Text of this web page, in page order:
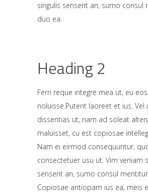
singulis senserit an, sumo consul
duo ea.
Heading 2
Ferri reque integre mea ut, eu
noluisse.Putent laoreet et ius. Vel
dissentias ut, nam ad soleat
maluisset, cu est copiosae
Nam ei eirmod consequuntur,
consectetuer usu ut. Vim veniam
senserit an, sumo consul
Copiosae antiopam ius ea, meis